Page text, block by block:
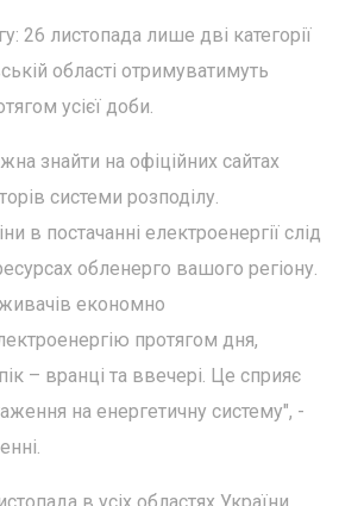
26 листопада лише дві категорії
області отримуватимуть
усієї доби.
знайти на офіційних сайтах
системи розподілу.
в постачанні електроенергії слід
обленерго вашого регіону.
економно
протягом дня,
– вранці та ввечері. Це сприяє
на енергетичну систему", -